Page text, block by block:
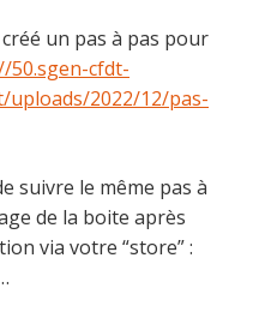
un pas à pas pour
50.sgen-cfdt-
2022/12/pas-
suivre le même pas à
de la boite après
via votre “store” :